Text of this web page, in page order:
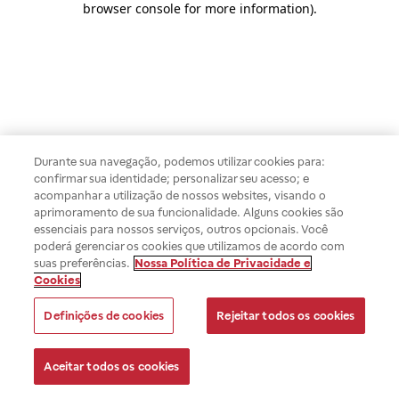
browser console for more information).
Durante sua navegação, podemos utilizar cookies para:
confirmar sua identidade; personalizar seu acesso; e
acompanhar a utilização de nossos websites, visando o
aprimoramento de sua funcionalidade. Alguns cookies são
essenciais para nossos serviços, outros opcionais. Você
poderá gerenciar os cookies que utilizamos de acordo com
suas preferências. Nossa Política de Privacidade e
Cookies
Definições de cookies Rejeitar todos os cookies
Aceitar todos os cookies